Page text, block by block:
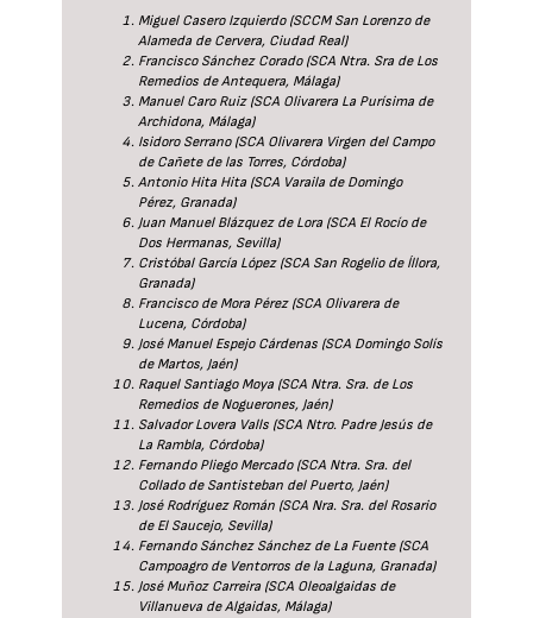
Miguel Casero Izquierdo (SCCM San Lorenzo de
Alameda de Cervera, Ciudad Real)
Francisco Sánchez Corado (SCA Ntra. Sra de Los
Remedios de Antequera, Málaga)
Manuel Caro Ruiz (SCA Olivarera La Purísima de
Archidona, Málaga)
Isidoro Serrano (SCA Olivarera Virgen del Campo
de Cañete de las Torres, Córdoba)
Antonio Hita Hita (SCA Varaila de Domingo
Pérez, Granada)
Juan Manuel Blázquez de Lora (SCA El Rocío de
Dos Hermanas, Sevilla)
Cristóbal García López (SCA San Rogelio de Íllora,
Granada)
Francisco de Mora Pérez (SCA Olivarera de
Lucena, Córdoba)
José Manuel Espejo Cárdenas (SCA Domingo Solís
de Martos, Jaén)
Raquel Santiago Moya (SCA Ntra. Sra. de Los
Remedios de Noguerones, Jaén)
Salvador Lovera Valls (SCA Ntro. Padre Jesús de
La Rambla, Córdoba)
Fernando Pliego Mercado (SCA Ntra. Sra. del
Collado de Santisteban del Puerto, Jaén)
José Rodríguez Román (SCA Nra. Sra. del Rosario
de El Saucejo, Sevilla)
Fernando Sánchez Sánchez de La Fuente (SCA
Campoagro de Ventorros de la Laguna, Granada)
José Muñoz Carreira (SCA Oleoalgaidas de
Villanueva de Algaidas, Málaga)